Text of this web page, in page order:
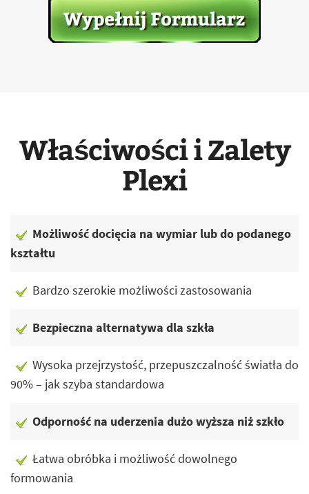
Właściwości i Zalety
Plexi
Możliwość docięcia na wymiar lub do podanego
kształtu
Bardzo szerokie możliwości zastosowania
Bezpieczna alternatywa dla szkła
Wysoka przejrzystość, przepuszczalność światła do
90% – jak szyba standardowa
Odporność na uderzenia dużo wyższa niż szkło
Łatwa obróbka i możliwość dowolnego
formowania